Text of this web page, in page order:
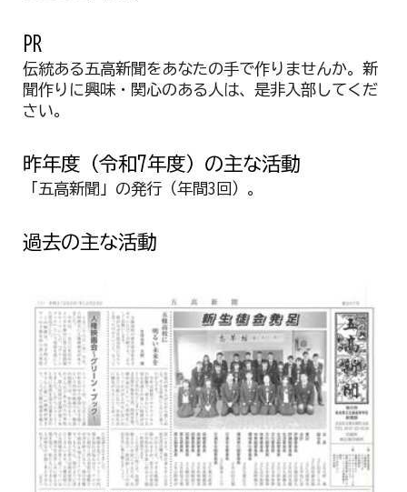
PR
伝統ある五高新聞をあなたの手で作りませんか。新
聞作りに興味・関心のある人は、是非入部してくだ
さい。
昨年度（令和7年度）の主な活動
「五高新聞」の発行（年間3回）。
過去の主な活動